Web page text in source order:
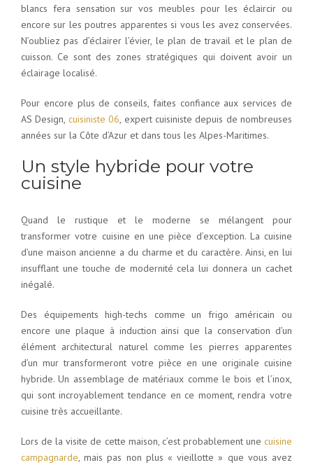
blancs fera sensation sur vos meubles pour les éclaircir ou
encore sur les poutres apparentes si vous les avez conservées.
N’oubliez pas d’éclairer l’évier, le plan de travail et le plan de
cuisson. Ce sont des zones stratégiques qui doivent avoir un
éclairage localisé.
Pour encore plus de conseils, faites confiance aux services de
AS Design, cuisiniste 06, expert cuisiniste depuis de nombreuses
années sur la Côte d’Azur et dans tous les Alpes-Maritimes.
Un style hybride pour votre
cuisine
Quand le rustique et le moderne se mélangent pour
transformer votre cuisine en une pièce d’exception. La cuisine
d’une maison ancienne a du charme et du caractère. Ainsi, en lui
insufflant une touche de modernité cela lui donnera un cachet
inégalé.
Des équipements high-techs comme un frigo américain ou
encore une plaque à induction ainsi que la conservation d’un
élément architectural naturel comme les pierres apparentes
d’un mur transformeront votre pièce en une originale cuisine
hybride. Un assemblage de matériaux comme le bois et l’inox,
qui sont incroyablement tendance en ce moment, rendra votre
cuisine très accueillante.
Lors de la visite de cette maison, c’est probablement une cuisine
campagnarde, mais pas non plus « vieillotte » que vous avez